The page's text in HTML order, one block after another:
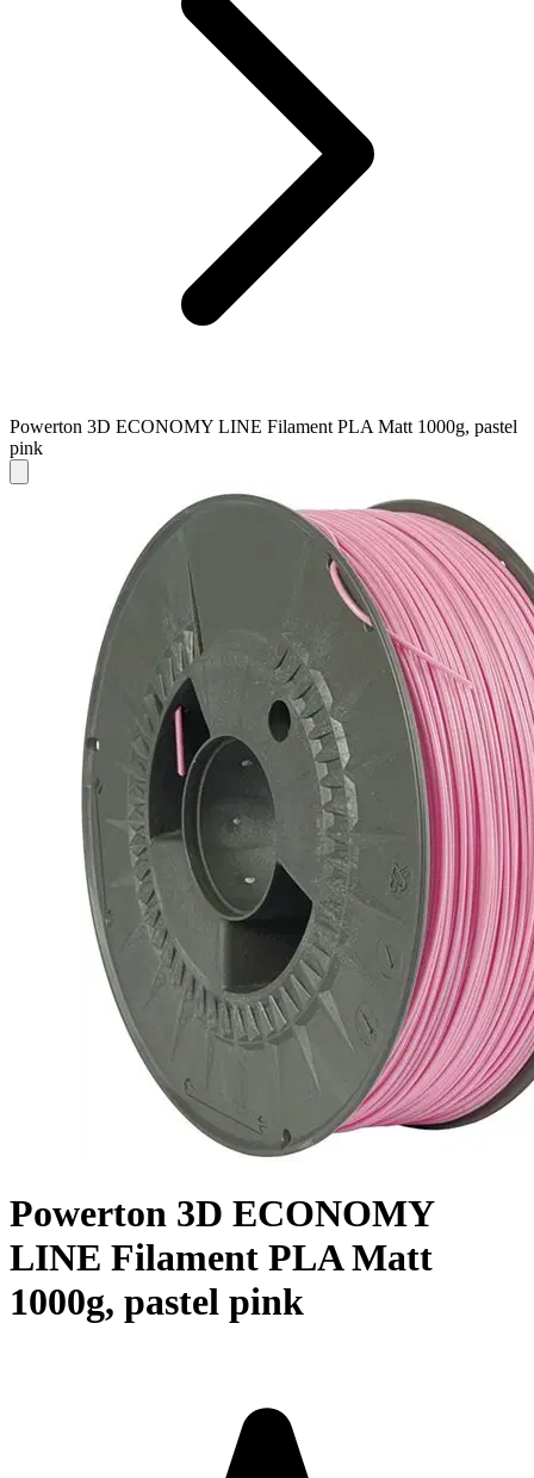
Powerton 3D ECONOMY LINE Filament PLA Matt 1000g, pastel
pink
Powerton 3D ECONOMY
LINE Filament PLA Matt
1000g, pastel pink